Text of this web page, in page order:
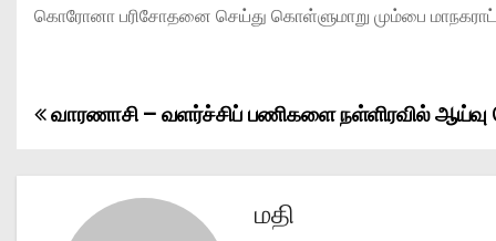
கொரோனா பரிசோதனை செய்து கொள்ளுமாறு மும்பை
P
o
வாரணாசி – வளர்ச்சிப் பணிகளை நள்ளிரவில் ஆய்வு
மதி